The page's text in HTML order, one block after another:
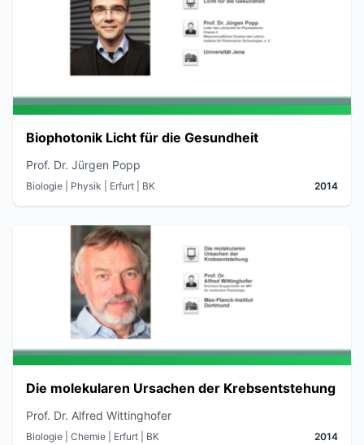
Biophotonik Licht für die Gesundheit
Prof. Dr. Jürgen Popp
Biologie | Physik | Erfurt | BK 2014
Die molekularen Ursachen der Krebsentstehung
Prof. Dr. Alfred Wittinghofer
Biologie | Chemie | Erfurt | BK 2014